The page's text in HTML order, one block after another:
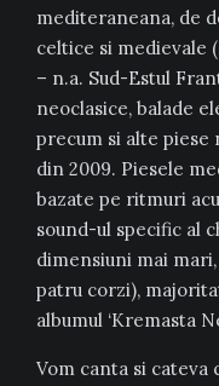
mediteraneana, de
celtice si medievale
– n.a. Sud-Estul
neoclasice, balade
precum si alte piese
din 2009. Piesele
bazate pe ritmuri
sound-ul specific al
dimensiuni mai
patru corzi),
albumul ‘Kremasta
Vom canta si